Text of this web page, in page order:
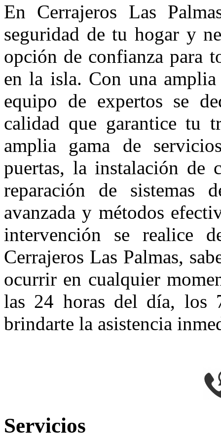
En Cerrajeros Las
seguridad de tu hogar y
opción de confianza para
en la isla. Con una
equipo de expertos se
calidad que garantice tu
amplia gama de
puertas, la instalación de
reparación de sistemas
avanzada y métodos
intervención se realice
Cerrajeros Las Palmas,
ocurrir en cualquier
las 24 horas del día, los
brindarte la asistencia
Servicios